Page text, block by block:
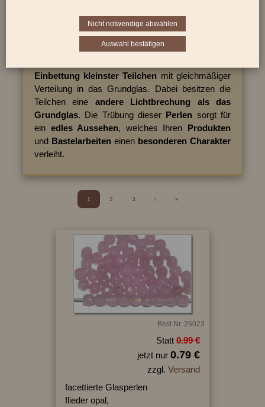
sind mit dem TrübungsmittelKryolith
.Opalglasperlensind
lichtdurchlässig, abernicht durchsichtige
Einbettung kleinster Teilchen mit gleichmäßiger
Verteilung in das Grundglas. Dabei besitzen die
Teilchen eine andere Lichtbrechung als das
Grundglas. Die Trübung dieser Perlen sorgt für
ein edles Aussehen, welches Ihren Produkten
und Bastelarbeiteneinen besonderen Charakter
verleiht.
1 2 3 › »
Best.Nr.:26023
Statt 0.99 €
jetzt nur 0.79 €
zzgl. Versand
facettierte Glasperlen
flieder opal,
Nicht notwendige abwählen
Auswahl bestätigen